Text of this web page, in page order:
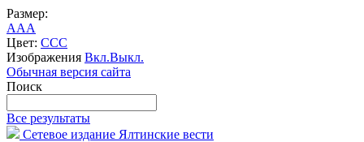
Размер:
AAA
Цвет: CCC
Изображения Вкл.Выкл.
Обычная версия сайта
Поиск
Все результаты
Сетевое издание Ялтинские вести